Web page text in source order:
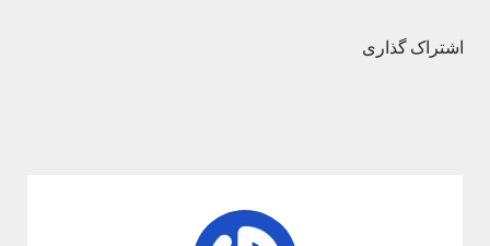
اشتراک گذاری